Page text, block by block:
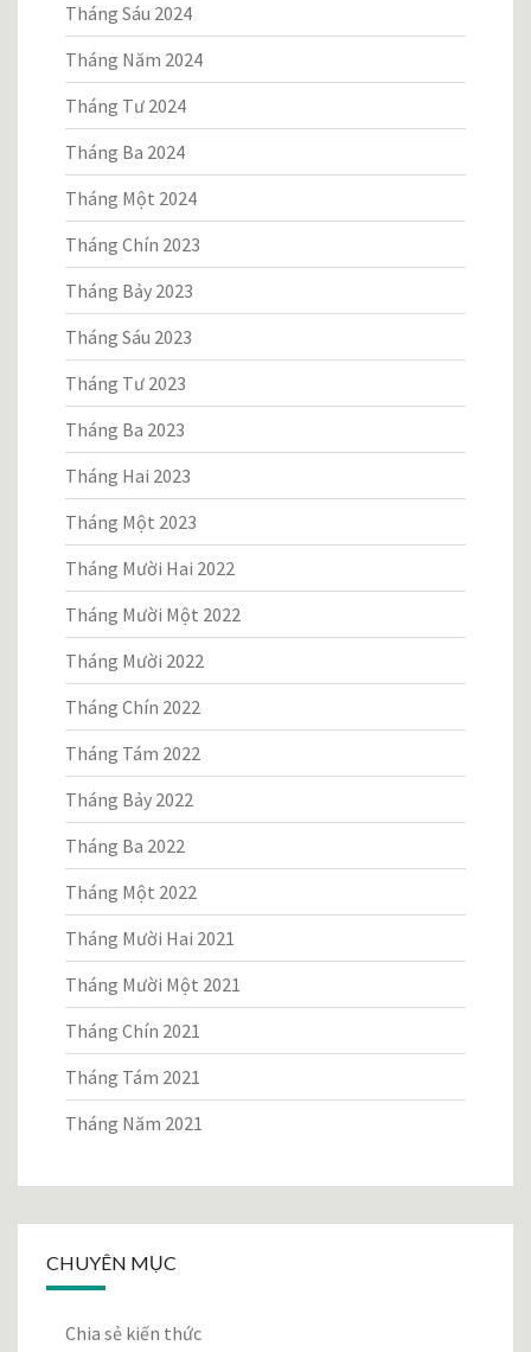
Tháng Sáu 2024
Tháng Năm 2024
Tháng Tư 2024
Tháng Ba 2024
Tháng Một 2024
Tháng Chín 2023
Tháng Bảy 2023
Tháng Sáu 2023
Tháng Tư 2023
Tháng Ba 2023
Tháng Hai 2023
Tháng Một 2023
Tháng Mười Hai 2022
Tháng Mười Một 2022
Tháng Mười 2022
Tháng Chín 2022
Tháng Tám 2022
Tháng Bảy 2022
Tháng Ba 2022
Tháng Một 2022
Tháng Mười Hai 2021
Tháng Mười Một 2021
Tháng Chín 2021
Tháng Tám 2021
Tháng Năm 2021
CHUYÊN MỤC
Chia sẻ kiến thức